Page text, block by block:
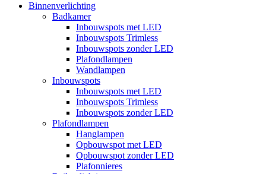
Binnenverlichting
Badkamer
Inbouwspots met LED
Inbouwspots Trimless
Inbouwspots zonder LED
Plafondlampen
Wandlampen
Inbouwspots
Inbouwspots met LED
Inbouwspots Trimless
Inbouwspots zonder LED
Plafondlampen
Hanglampen
Opbouwspot met LED
Opbouwspot zonder LED
Plafonnieres